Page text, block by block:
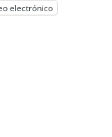
electrónico